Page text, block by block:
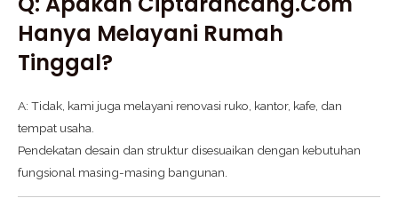
Hanya Melayani Rumah
Tinggal?
A: Tidak, kami juga melayani renovasi ruko, kantor, kafe, dan
tempat usaha.
Pendekatan desain dan struktur disesuaikan dengan kebutuhan
fungsional masing-masing bangunan.